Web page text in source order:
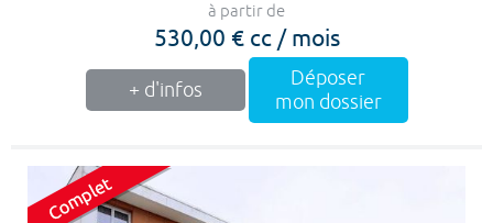
à partir de
530,00 € cc / mois
+ d'infos
Déposer
mon dossier